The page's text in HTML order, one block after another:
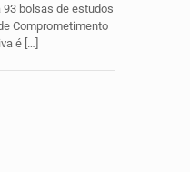
bolsas de estudos
Comprometimento
é […]